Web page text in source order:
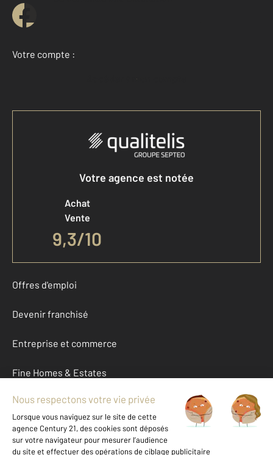
Votre compte :
Accéder à mon compte
Votre agence est notée
Achat
Vente
9,3/10
Offres d'emploi
Devenir franchisé
Entreprise et commerce
Fine Homes & Estates
À propos
International